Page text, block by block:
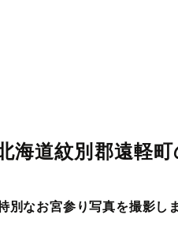
海道紋別郡遠軽
別なお宮参り写真を撮影し